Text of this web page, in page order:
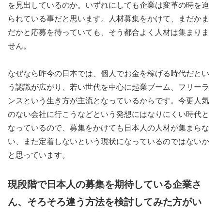
を見出しているのか。いずれにしても企業は変革の時を迫
られている事だと思います。人材募集をかけて、まだかま
だかと応募を待っていても、そう都合よく人材は集まりま
せん。
なぜなら昨今の日本では、個人でお金を稼げる時代だとい
う認識が広がり、若い世代を中心に起業ブーム、フリーラ
ンスという生き方が主流となっているからです。今更人気
のない会社に行こうなどという発想にはなりにくい時代と
なっているので、募集をかけても日本人の人材が集まらな
い、また定着しないという現状になっているのではないか
と思っています。
現段階で日本人の募集を期待している企業さ
ん、そろそろ違う方法を検討してみた方がい